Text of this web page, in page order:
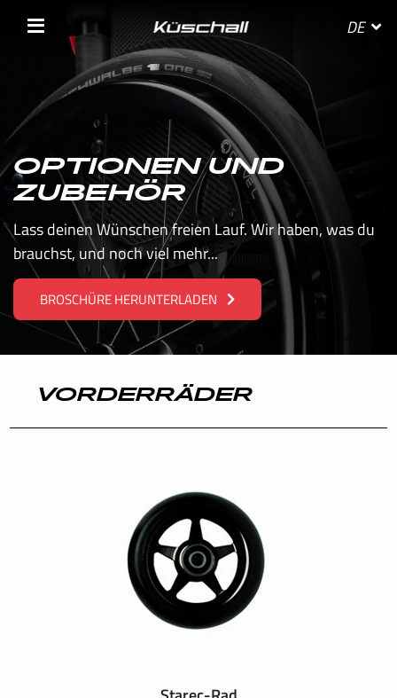
DE
OPTIONEN UND
ZUBEHÖR
Lass deinen Wünschen freien Lauf. Wir haben, was du
brauchst, und noch viel mehr...
BROSCHÜRE HERUNTERLADEN
VORDERRÄDER
WÄHLE DEIN LAND
BELGIE
BELGIQUE
DANMARK
DEUTSCHLAND
FRANCE
NEDERLAND